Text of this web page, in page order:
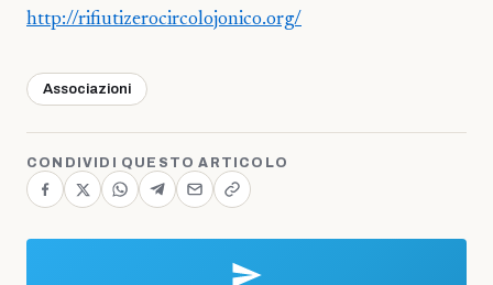
http://rifiutizerocircolojonico.org/
Associazioni
CONDIVIDI QUESTO ARTICOLO